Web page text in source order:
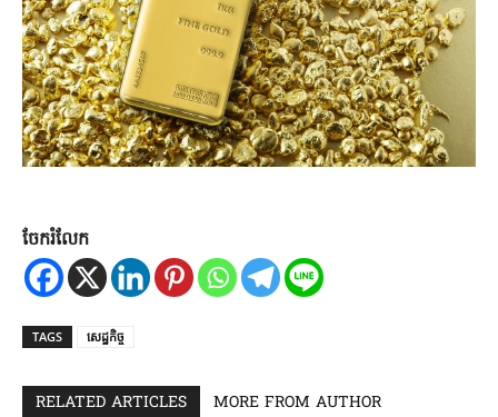
ចែករំលែក
TAGS សេដ្ឋកិច្ច
RELATED ARTICLES MORE FROM AUTHOR